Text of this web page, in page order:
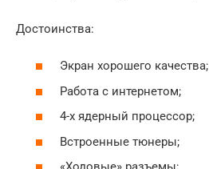
Достоинства:
Экран хорошего качества;
Работа с интернетом;
4-х ядерный процессор;
Встроенные тюнеры;